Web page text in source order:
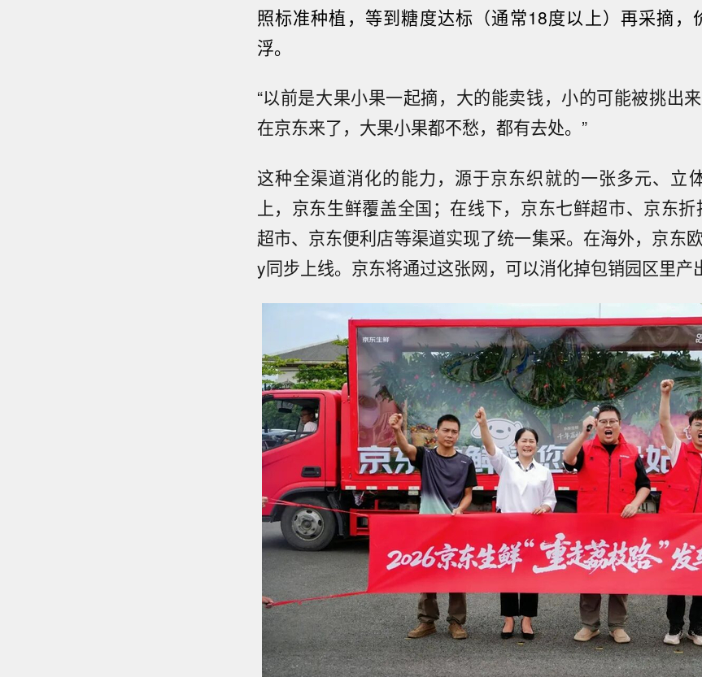
照标准种植，等到糖度达标（通常18度以上）再采摘，
浮。
“以前是大果小果一起摘，大的能卖钱，小的可能被挑出
在京东来了，大果小果都不愁，都有去处。”
这种全渠道消化的能力，源于京东织就的一张多元、立
上，京东生鲜覆盖全国；在线下，京东七鲜超市、京东
超市、京东便利店等渠道实现了统一集采。在海外，京东
y同步上线。京东将通过这张网，可以消化掉包销园区里产